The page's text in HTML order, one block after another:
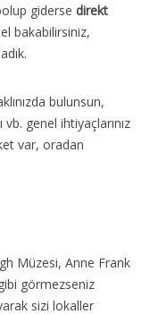
giderse direkt
bakabilirsiniz,
bulunsun,
genel ihtiyaçlarınız
var, oradan
Müzesi, Anne Frank
görmezseniz
sizi lokaller